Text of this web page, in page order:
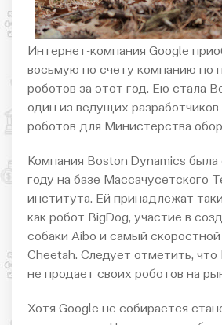
Интернет-компания Google
восьмую по счету компанию по
роботов за этот год. Ею стала
один из ведущих
роботов для Министерства
Компания Boston Dynamics была
году на базе Массачусетского
института. Ей принадлежат
как робот BigDog, участие в
собаки Aibo и самый
Cheetah. Следует отметить, что
не продает своих роботов на
Хотя Google не собирается